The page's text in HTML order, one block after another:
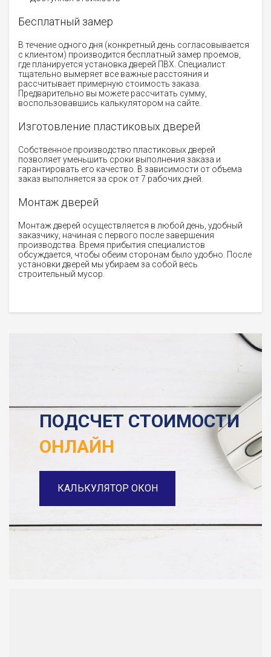
Бесплатный замер
В течение одного дня (конкретный день согласовывается
с клиентом) производится бесплатный замер проемов,
где планируется установка дверей ПВХ. Специалист
тщательно вымеряет все важные расстояния и
рассчитывает примерную стоимость заказа.
Предварительно вы можете рассчитать сумму,
воспользовавшись калькулятором на сайте.
Изготовление пластиковых дверей
Собственное производство пластиковых дверей
позволяет уменьшить сроки выполнения заказа и
гарантировать его качество. В зависимости от объема
заказ выполняется за срок от 7 рабочих дней.
Монтаж дверей
Монтаж дверей осуществляется в любой день, удобный
заказчику, начиная с первого после завершения
производства. Время прибытия специалистов
обсуждается, чтобы обеим сторонам было удобно. После
установки дверей мы убираем за собой весь
строительный мусор.
ПОДСЧЕТ СТОИМОСТИ
ОНЛАЙН
КАЛЬКУЛЯТОР ОКОН